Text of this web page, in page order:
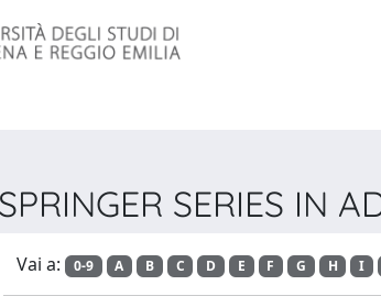
SERIES IN
Vai a: 0-9 A B C D E F G H I